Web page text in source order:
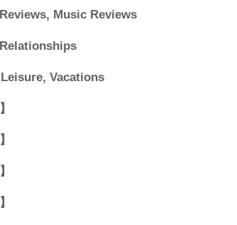
Music Reviews
Vacations